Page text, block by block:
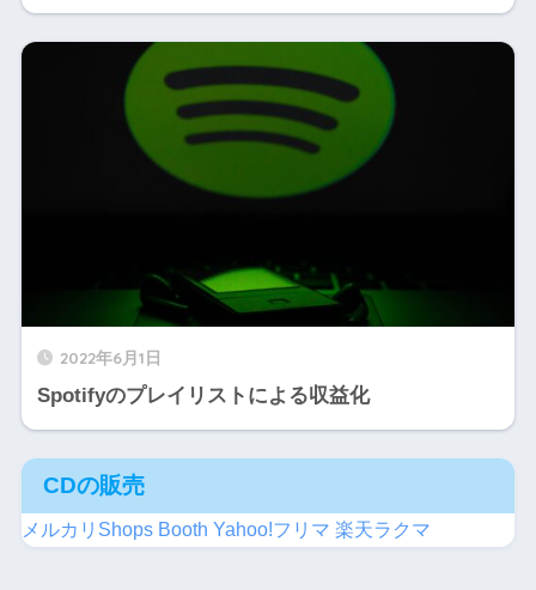
2022年6月1日
Spotifyのプレイリストによる収益化
CDの販売
メルカリShops Booth Yahoo!フリマ 楽天ラクマ